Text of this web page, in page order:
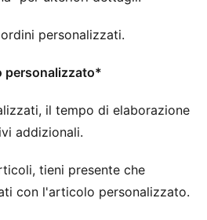
personalizzati.
personalizzato*
il tempo di elaborazione
addizionali.
tieni presente che
con l'articolo personalizzato.